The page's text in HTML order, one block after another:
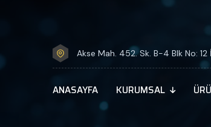
Akse Mah. 452. Sk. B-4 Blk No: 12
ANASAYFA KURUMSAL